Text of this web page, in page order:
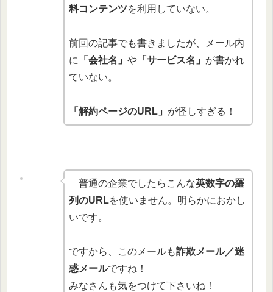
料コンテンツを利用していない。
前回の記事でも書きましたが、メール内
に
「会社名」や 「サービス名」 が書かれ
ていない。
「解約ページのURL」 が怪しすぎる！
普通の企業でしたらこんな英数字の羅
列のURLを使いません。明らかにおかし
いです。
ですから、このメールも詐欺メール／迷
惑メールですね！
みなさんも気をつけて下さいね！